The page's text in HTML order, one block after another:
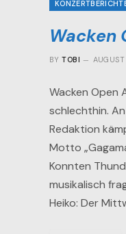
Wacken
BY TOBI
Wacken Open
schlechthin.
Redaktion
Motto
Konnten
musikalisch
Heiko: Der